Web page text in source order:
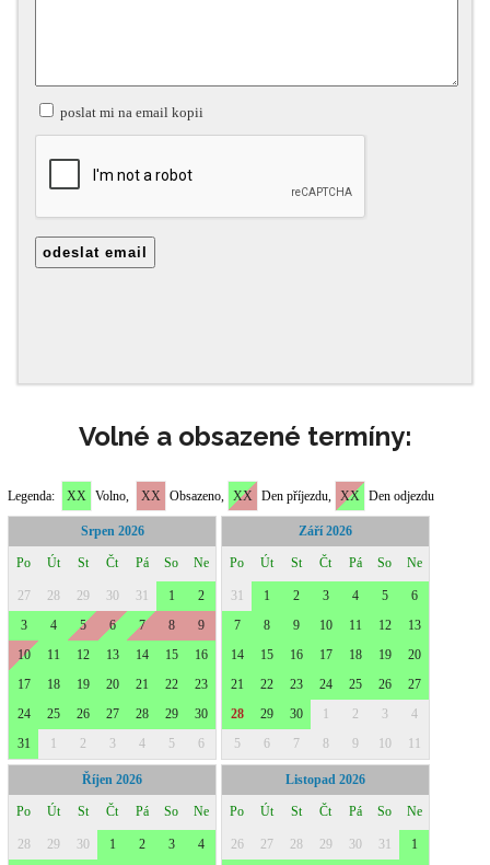
Volné a obsazené termíny: